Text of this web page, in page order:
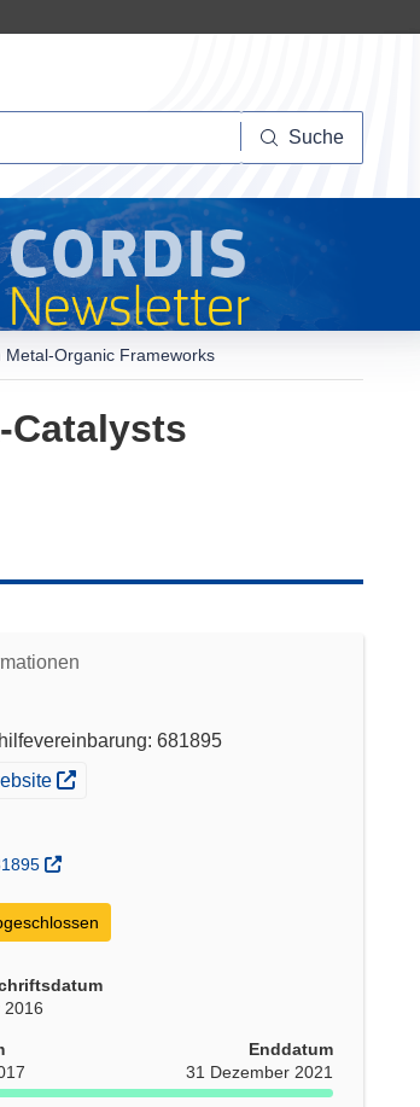
Suche
Organic Frameworks
Catalysts
681895
Fenster)
2016
Enddatum
31 Dezember 2021